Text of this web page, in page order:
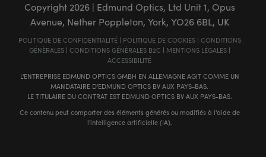
Copyright 2026| Edmund Optics, Ltd Unit 1, Opus
Avenue, Nether Poppleton, York, YO26 6BL, UK
POLITIQUE DE CONFIDENTIALITÉ| POLITIQUE DE COOKIES| CONDITIONS
GÉNÈRALES| CONDITIONS GÉNÈRALES B2C | MENTIONS LÉGALES|
ACCESSIBILITÉ
L'ENTREPRISE EDMUND OPTICS GMBH EN ALLEMAGNE AGIT COMME UN
MANDATAIRE D'EDMUND OPTICS BV AUX PAYS-BAS.
LE TITULAIRE DU CONTRAT EST EDMUND OPTICS BV AUX PAYS-BAS.
Ce contenu peut comporter des éléments générés ou modifiés à l'aide de
l'intelligence artificielle (IA).